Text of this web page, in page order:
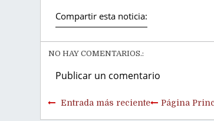
Compartir esta noticia:
NO HAY COMENTARIOS.:
Publicar un comentario
Entrada más reciente Página